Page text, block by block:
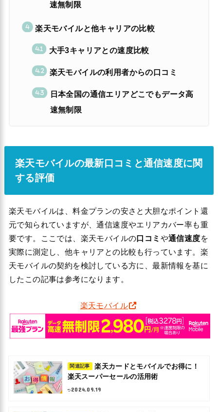
速無制限
楽天モバイルと他キャリアの比較
大手3キャリアとの速度比較
楽天モバイルの利用者からの口コミ
日本全国の通信エリアどこでもデータ高
速無制限
楽天モバイルの最新口コミと通信速度に関
する評価
楽天モバイルは、料金プランの安さと大胆なポイント還
元で知られていますが、通信速度やエリアカバー率も重
要です。ここでは、楽天モバイルの口コミ や通信速度を
実際に測定し、他キャリアとの比較も行っています。楽
天モバイルの契約を検討している方に、最新情報を基に
したこの記事は参考になります。
楽天モバイル
関連記事
楽天カードとモバイルでお得に！
楽天スーパーセールの活用術
2024.09.19